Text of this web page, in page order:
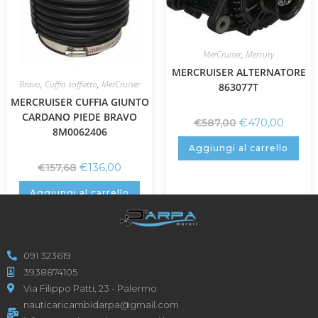
Bravo, Cuffia soffietto, MerCruiser
MERCRUISER CUFFIA GIUNTO
CARDANO PIEDE BRAVO
8M0062406
€157,68 €136,00
Aggiungi al carrello
MerCruiser, Mercury
MERCRUISER ALTERNATORE
863077T
€587,00 €470,00
Aggiungi al carrello
091 323619
3938874105
Via Filippo Patti, 23 - Palermo
nauticaricambidarpa@gmail.com